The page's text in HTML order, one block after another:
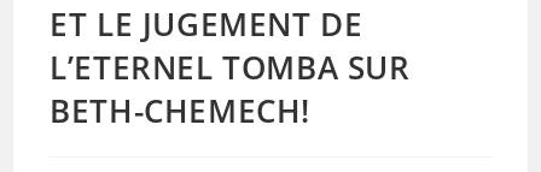
ET LE JUGEMENT DE
L’ETERNEL TOMBA SUR
BETH-CHEMECH!